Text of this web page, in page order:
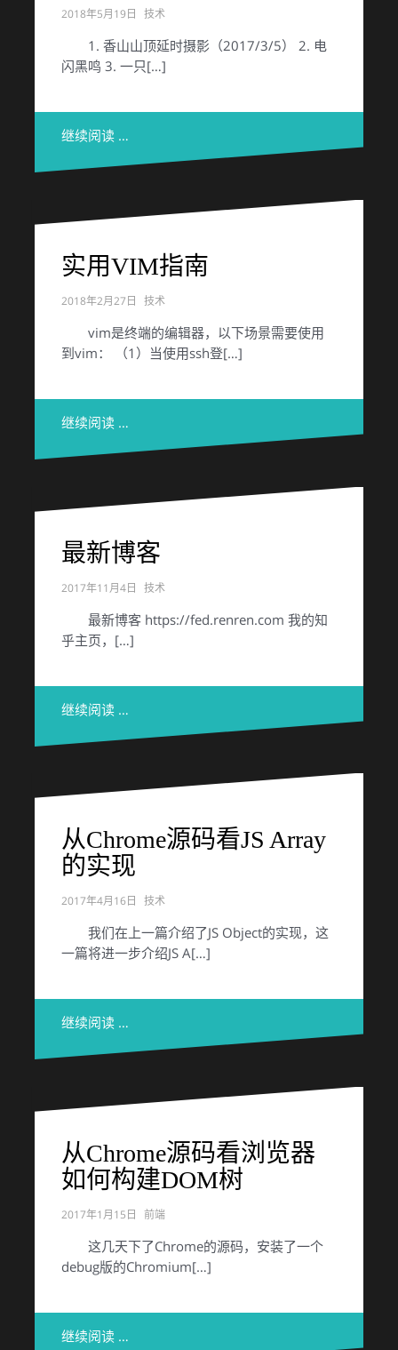
2018年5月19日 技术
1. 香山山顶延时摄影（2017/3/5） 2. 电
闪黑鸣 3. 一只[…]
继续阅读 …
实用VIM指南
2018年2月27日 技术
vim是终端的编辑器，以下场景需要使用
到vim： （1）当使用ssh登[…]
继续阅读 …
最新博客
2017年11月4日 技术
最新博客 https://fed.renren.com 我的知
乎主页，[…]
继续阅读 …
从Chrome源码看JS Array
的实现
2017年4月16日 技术
我们在上一篇介绍了JS Object的实现，这
一篇将进一步介绍JS A[…]
继续阅读 …
从Chrome源码看浏览器
如何构建DOM树
2017年1月15日 前端
这几天下了Chrome的源码，安装了一个
debug版的Chromium[…]
继续阅读 …